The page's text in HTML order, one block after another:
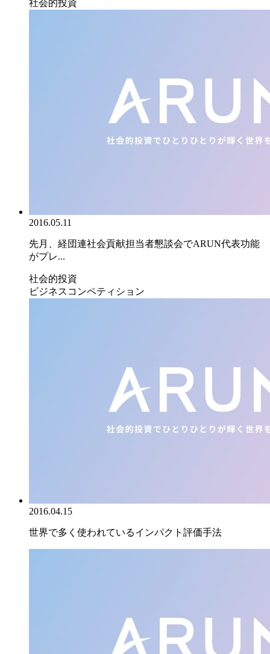
社会的投資
2016.05.11
先月、経団連社会貢献担当者懇談会でARUN代表功能
がプレ...
社会的投資
ビジネスコンペティション
2016.04.15
世界で多く使われているインパクト評価手法